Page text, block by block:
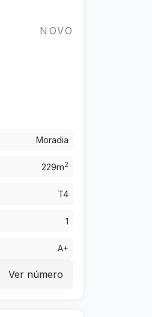
NOVO
Moradia
229m2
T4
1
A+
Ver número